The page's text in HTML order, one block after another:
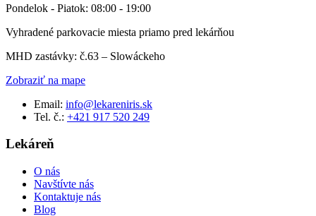
Pondelok - Piatok: 08:00 - 19:00
Vyhradené parkovacie miesta priamo pred lekárňou
MHD zastávky: č.63 – Slowáckeho
Zobraziť na mape
Email: info@lekareniris.sk
Tel. č.: +421 917 520 249
Lekáreň
O nás
Navštívte nás
Kontaktuje nás
Blog